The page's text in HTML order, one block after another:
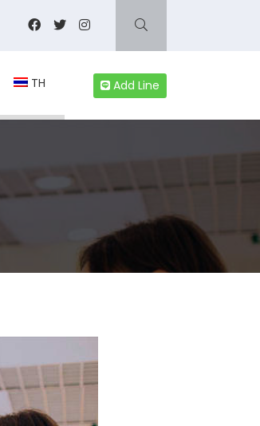
TH Add Line